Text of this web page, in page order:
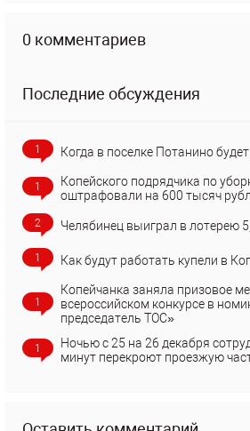
0 комментариев
Последние обсуждения
1 Когда в поселке Потанино
1
Копейского подрядчика по
оштрафовали на 600 тысяч
2 Челябинец выиграл в лотерею
1 Как будут работать купели в
1
Копейчанка заняла призовое
всероссийском конкурсе в
председатель ТОС»
1
Ночью с 25 на 26 декабря
минут перекроют проезжую